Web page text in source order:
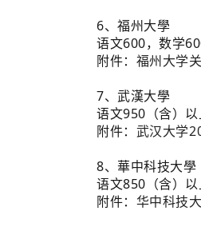
6、福州大學
语文600，数学
附件： 福州大学
7、武漢大學
语文950（含）
附件： 武汉大学
8、華中科技大學
语文850（含）
附件： 华中科技